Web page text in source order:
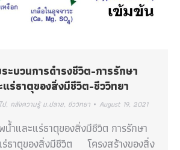
ะบวนการดำรงชีวิต-การรักษา
ร่ธาตุของสิ่งมีชีวิต-ชีววิทยา
ป, คลังความรู้ ม.ปลาย, ชีววิทยา August 19, 2021
น้ำและแร่ธาตุของสิ่งมีชีวิต การรักษา
ธาตุของสิ่งมีชีวิต โครงสร้างของสิ่ง